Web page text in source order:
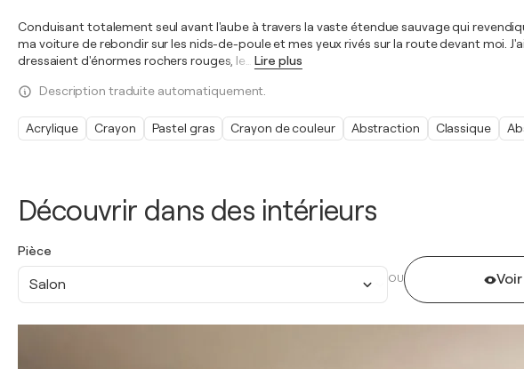
Découvrir dans des intérieurs
Pièce
Salon OU
Conduisant totalement seul avant l'aube à travers la vaste étendue sauvage qui
ma voiture de rebondir sur les nids-de-poule et mes yeux rivés sur la route devant moi.
dressaient d'énormes rochers rouges, le
Lire plus
Description traduite automatiquement.
Acrylique Crayon Pastel gras Crayon de couleur Abstraction Classique